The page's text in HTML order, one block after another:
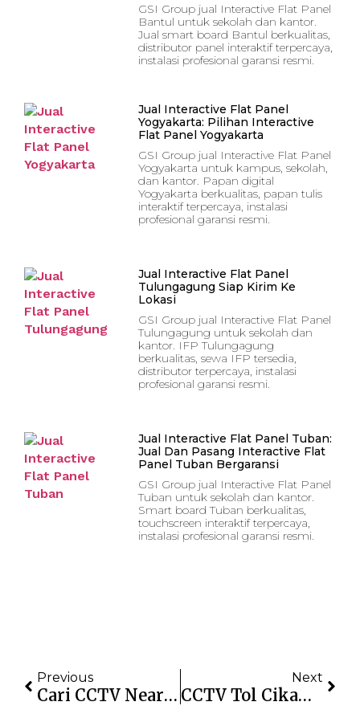
GSI Group jual Interactive Flat Panel
Bantul untuk sekolah dan kantor.
Jual smart board Bantul berkualitas,
distributor panel interaktif terpercaya,
instalasi profesional garansi resmi.
Jual Interactive Flat Panel
Yogyakarta: Pilihan Interactive
Flat Panel Yogyakarta
GSI Group jual Interactive Flat Panel
Yogyakarta untuk kampus, sekolah,
dan kantor. Papan digital
Yogyakarta berkualitas, papan tulis
interaktif terpercaya, instalasi
profesional garansi resmi.
Jual Interactive Flat Panel
Tulungagung Siap Kirim Ke
Lokasi
GSI Group jual Interactive Flat Panel
Tulungagung untuk sekolah dan
kantor. IFP Tulungagung
berkualitas, sewa IFP tersedia,
distributor terpercaya, instalasi
profesional garansi resmi.
Jual Interactive Flat Panel Tuban:
Jual Dan Pasang Interactive Flat
Panel Tuban Bergaransi
GSI Group jual Interactive Flat Panel
Tuban untuk sekolah dan kantor.
Smart board Tuban berkualitas,
touchscreen interaktif terpercaya,
instalasi profesional garansi resmi.
Previous
Cari CCTV Near Me Terdekat Dan Terpercaya: Panduan Lengkap
Next
CCTV Tol Cikampek Live: Pantau Kemacetan Terkini Secara Real-Time